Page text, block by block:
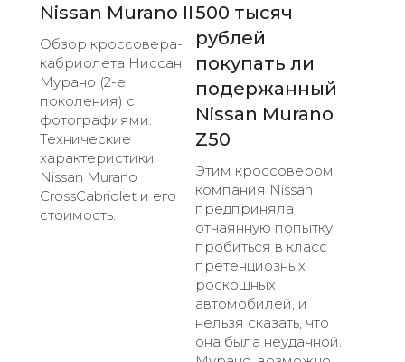
Nissan Murano II
Обзор кроссовера-
кабриолета Ниссан
Мурано (2-е
поколения) с
фотографиями.
Технические
характеристики
Nissan Murano
CrossCabriolet и его
стоимость.
500 тысяч
рублей
покупать ли
подержанный
Nissan Murano
Z50
Этим кроссовером
компания Nissan
предприняла
отчаянную попытку
пробиться в класс
претенциозных
роскошных
автомобилей, и
нельзя сказать, что
она была неудачной.